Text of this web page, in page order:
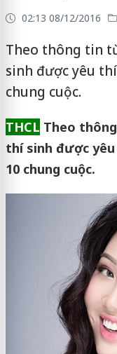
02:13 08/12/2016
Theo thông tin
sinh được yêu
chung cuộc.
THCL Theo
thí sinh được
10 chung cuộc.